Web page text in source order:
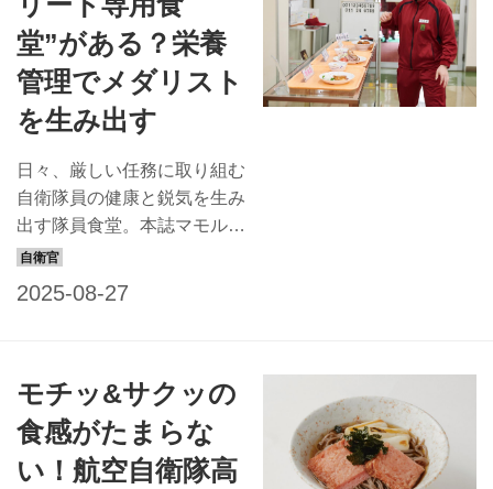
ます。シャキシャキとした食
感とジューシーさが自慢のギ
ョーザです。 千葉県木更津
市に所在する「海上自衛隊航
空補給処」 航空補給処は海
り、東京湾に臨む房総半島中
部の千葉県木更津市に所在す
る機関です。1962年に前身
の木更津航空補給所が発足し
てから、一貫して海自の航空
堂”がある？栄養
管理でメダリスト
を生み出す
日々、厳しい任務に取り組む
自衛隊員の健康と鋭気を生み
出す隊員食堂。本誌マモルで
は連載ページ「隊員食堂」で
場に潜入してみた。 【朝霞
駐屯地特体食堂情報】 喫食
数／約120食 特徴／席数は約
110席。栄養や健康管理に関
モチッ&サクッの
食感がたまらな
い！航空自衛隊高